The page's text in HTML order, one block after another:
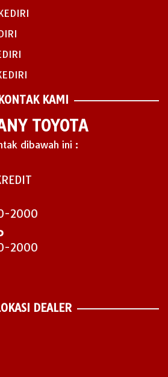
KAMI
TOYOTA
dibawah ini :
2000
2000
DEALER